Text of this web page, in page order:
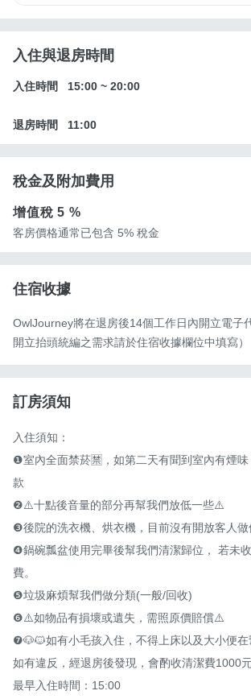
入住與退房時間
入住時間 15:00 ~ 20:00
退房時間 11:00
稅金及附加費用
增值稅5 %
客房價格通常已包含 5% 稅金
住宿收據
OwlJourney將在退房後14個工作日內開立電子
開立抬頭統編之需求請於住宿收據欄位中填寫）
訂房須知
入住須知：
❶室內全面禁菸🈲️，如第二天有聞到室內有煙
款
❷⚠️十點後音量的部分再幫我們放低一些⚠️
❸後院的洗衣機、烘衣機，目前沒有開放客人做
❹鍋碗瓢盆使用完畢後幫我們清潔歸位， 若未
費。
❺垃圾麻煩幫我們做分類(一般/回收)
❻⚠️如物品有損壞或遺失，需照原價賠償⚠️
❼🐶🐱如有小毛孩入住，不得上床以及大小便在
如有違反，經退房後發現，會酌收清潔費1000
最早入住時間：15:00